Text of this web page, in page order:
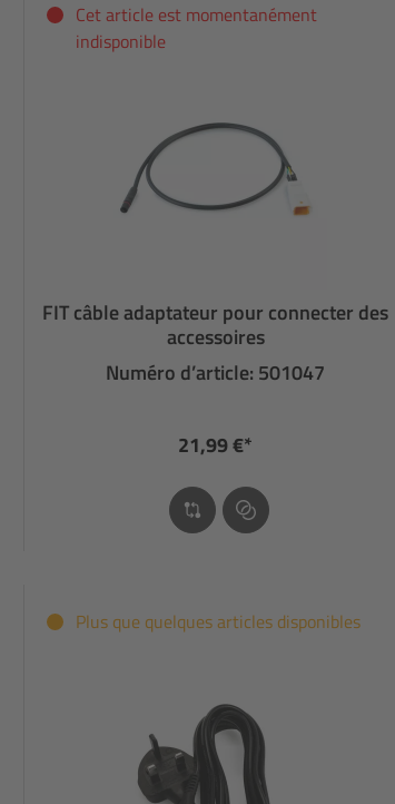
Cet article est momentanément
indisponible
FIT câble adaptateur pour connecter des
accessoires
Numéro d’article: 501047
21,99 €*
Plus que quelques articles disponibles